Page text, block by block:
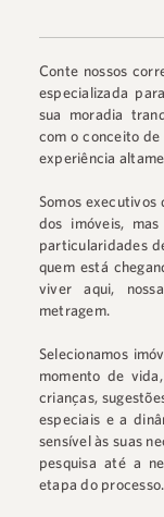
Conte nossos
especializada
sua moradia
com o conceito
experiência
Somos
dos imóveis,
particularidades
quem está
viver aqui,
metragem.
Selecionamos
momento de
crianças,
especiais e a
sensível às suas
pesquisa até a
etapa do processo.